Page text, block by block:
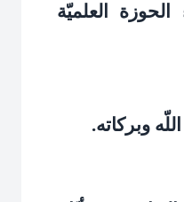
الحوزة العلميّة
وبركاته.